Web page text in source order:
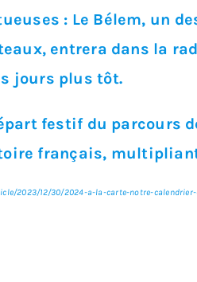
: Le Bélem, un
entrera dans la
jours plus tôt.
festif du parcours
français,
2023/12/30/2024-a-la-carte-notre-